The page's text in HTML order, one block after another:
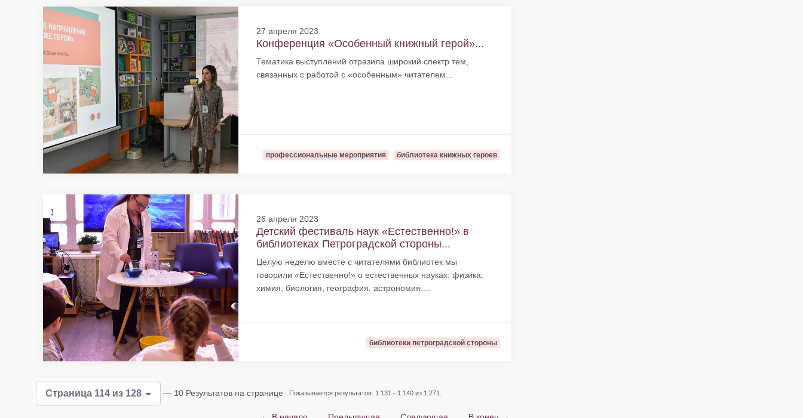
27 апреля 2023
Конференция «Особенный книжный герой»...
Тематика выступлений отразила широкий спектр тем,
связанных с работой c «особенным» читателем...
профессиональные мероприятия библиотека книжных героев
26 апреля 2023
Детский фестиваль наук «Естественно!» в
библиотеках Петроградской стороны...
Целую неделю вместе с читателями библиотек мы
говорили «Естественно!» о естественных науках: физика,
химия, биология, география, астрономия....
библиотеки петроградской стороны
Страница 114 из 128 — 10 Результатов на странице Показывается результатов: 1 131 - 1 140 из 1 271.